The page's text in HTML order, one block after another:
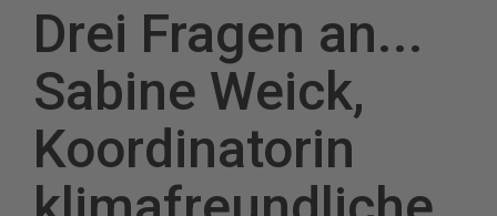
Drei Fragen an...
Sabine Weick,
Koordinatorin